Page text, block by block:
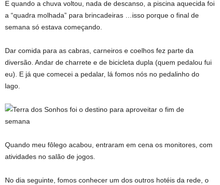
E quando a chuva voltou, nada de descanso, a piscina aquecida foi
a “quadra molhada” para brincadeiras …isso porque o final de
semana só estava começando.
Dar comida para as cabras, carneiros e coelhos fez parte da
diversão. Andar de charrete e de bicicleta dupla (quem pedalou fui
eu). E já que comecei a pedalar, lá fomos nós no pedalinho do
lago.
Quando meu fôlego acabou, entraram em cena os monitores, com
atividades no salão de jogos.
No dia seguinte, fomos conhecer um dos outros hotéis da rede, o